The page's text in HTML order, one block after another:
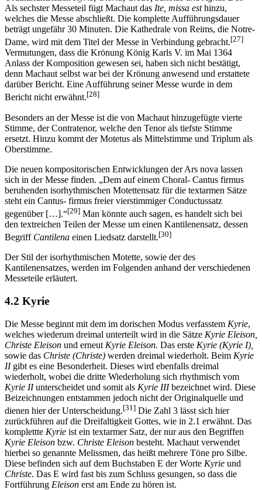
Als sechster Messeteil fügt Machaut das Ite, missa esthinzu,
welches die Messe abschließt. Die komplette Aufführungsdauer
beträgt ungefähr 30 Minuten. Die Kathedrale von Reims, die Notre-
Dame, wird mit dem Titel der Messe in Verbindung gebracht.[27]
Vermutungen, dass die Krönung König Karls V. im Mai 1364
Anlass der Komposition gewesen sei, haben sich nicht bestätigt,
denn Machaut selbst war bei der Krönung anwesend und erstattete
darüber Bericht. Eine Aufführung seiner Messe wurde in dem
Bericht nicht erwähnt.[28]
Besonders an der Messe ist die von Machaut hinzugefügte vierte
Stimme, der Contratenor, welche den Tenor als tiefste Stimme
ersetzt. Hinzu kommt der Motetus als Mittelstimme und Triplum als
Oberstimme.
Die neuen kompositorischen Entwicklungen der Ars nova lassen
sich in der Messe finden. „Dem auf einem Choral- Cantus firmus
beruhenden isorhythmischen Motettensatz für die textarmen Sätze
steht ein Cantus- firmus freier vierstimmiger Conductussatz
gegenüber […].“[29] Man könnte auch sagen, es handelt sich bei
den textreichen Teilen der Messe um einen Kantilenensatz, dessen
Begriff Cantilena einen Liedsatz darstellt.[30]
Der Stil der isorhythmischen Motette, sowie der des
Kantilenensatzes, werden im Folgenden anhand der verschiedenen
Messeteile erläutert.
4.2 Kyrie
Die Messe beginnt mit dem im dorischen Modus verfasstem Kyrie,
welches wiederum dreimal unterteilt wird in die Sätze Kyrie Eleison,
Christe Eleison und erneut Kyrie Eleison. Das erste Kyrie (Kyrie I),
sowie das Christe (Christe) werden dreimal wiederholt. Beim Kyrie
IIgibt es eine Besonderheit. Dieses wird ebenfalls dreimal
wiederholt, wobei die dritte Wiederholung sich rhythmisch vom
Kyrie IIunterscheidet und somit als Kyrie IIIbezeichnet wird. Diese
Beizeichnungen entstammen jedoch nicht der Originalquelle und
dienen hier der Unterscheidung.[31] Die Zahl 3 lässt sich hier
zurückführen auf die Dreifaltigkeit Gottes, wie in 2.1 erwähnt. Das
komplettte Kyrie ist ein textarmer Satz, der nur aus den Begriffen
Kyrie Eleison bzw. Christe Eleison besteht. Machaut verwendet
hierbei so genannte Melissmen, das heißt mehrere Töne pro Silbe.
Diese befinden sich auf dem Buchstaben E der Worte Kyrie und
Christe. Das E wird fast bis zum Schluss gesungen, so dass die
Fortführung Eleison erst am Ende zu hören ist.